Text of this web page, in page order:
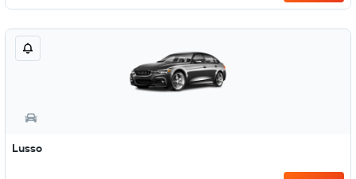
Lusso